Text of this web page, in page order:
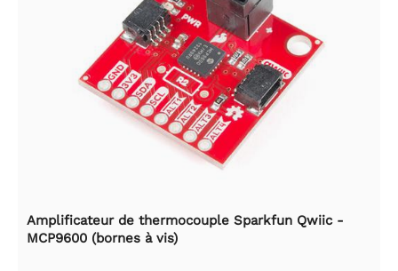
Amplificateur de thermocouple Sparkfun Qwiic -
MCP9600 (bornes à vis)